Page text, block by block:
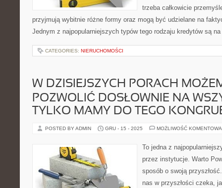
trzeba całkowicie
przyjmują wybitnie różne formy oraz mogą być udzielane na
Jednym z najpopularniejszych typów tego rodzaju kredytów są
CATEGORIES: NIERUCHOMOŚCI
W DZISIEJSZYCH PORACH
POZWOLIĆ DOSŁOWNIE NA
TYLKO MAMY DO TEGO
POSTED BY ADMIN GRU - 15 - 2025 MOŻLIWOŚĆ
To jedna z
przez instytucje. Warto
sposób o swoją
nas w przyszłości czeka,